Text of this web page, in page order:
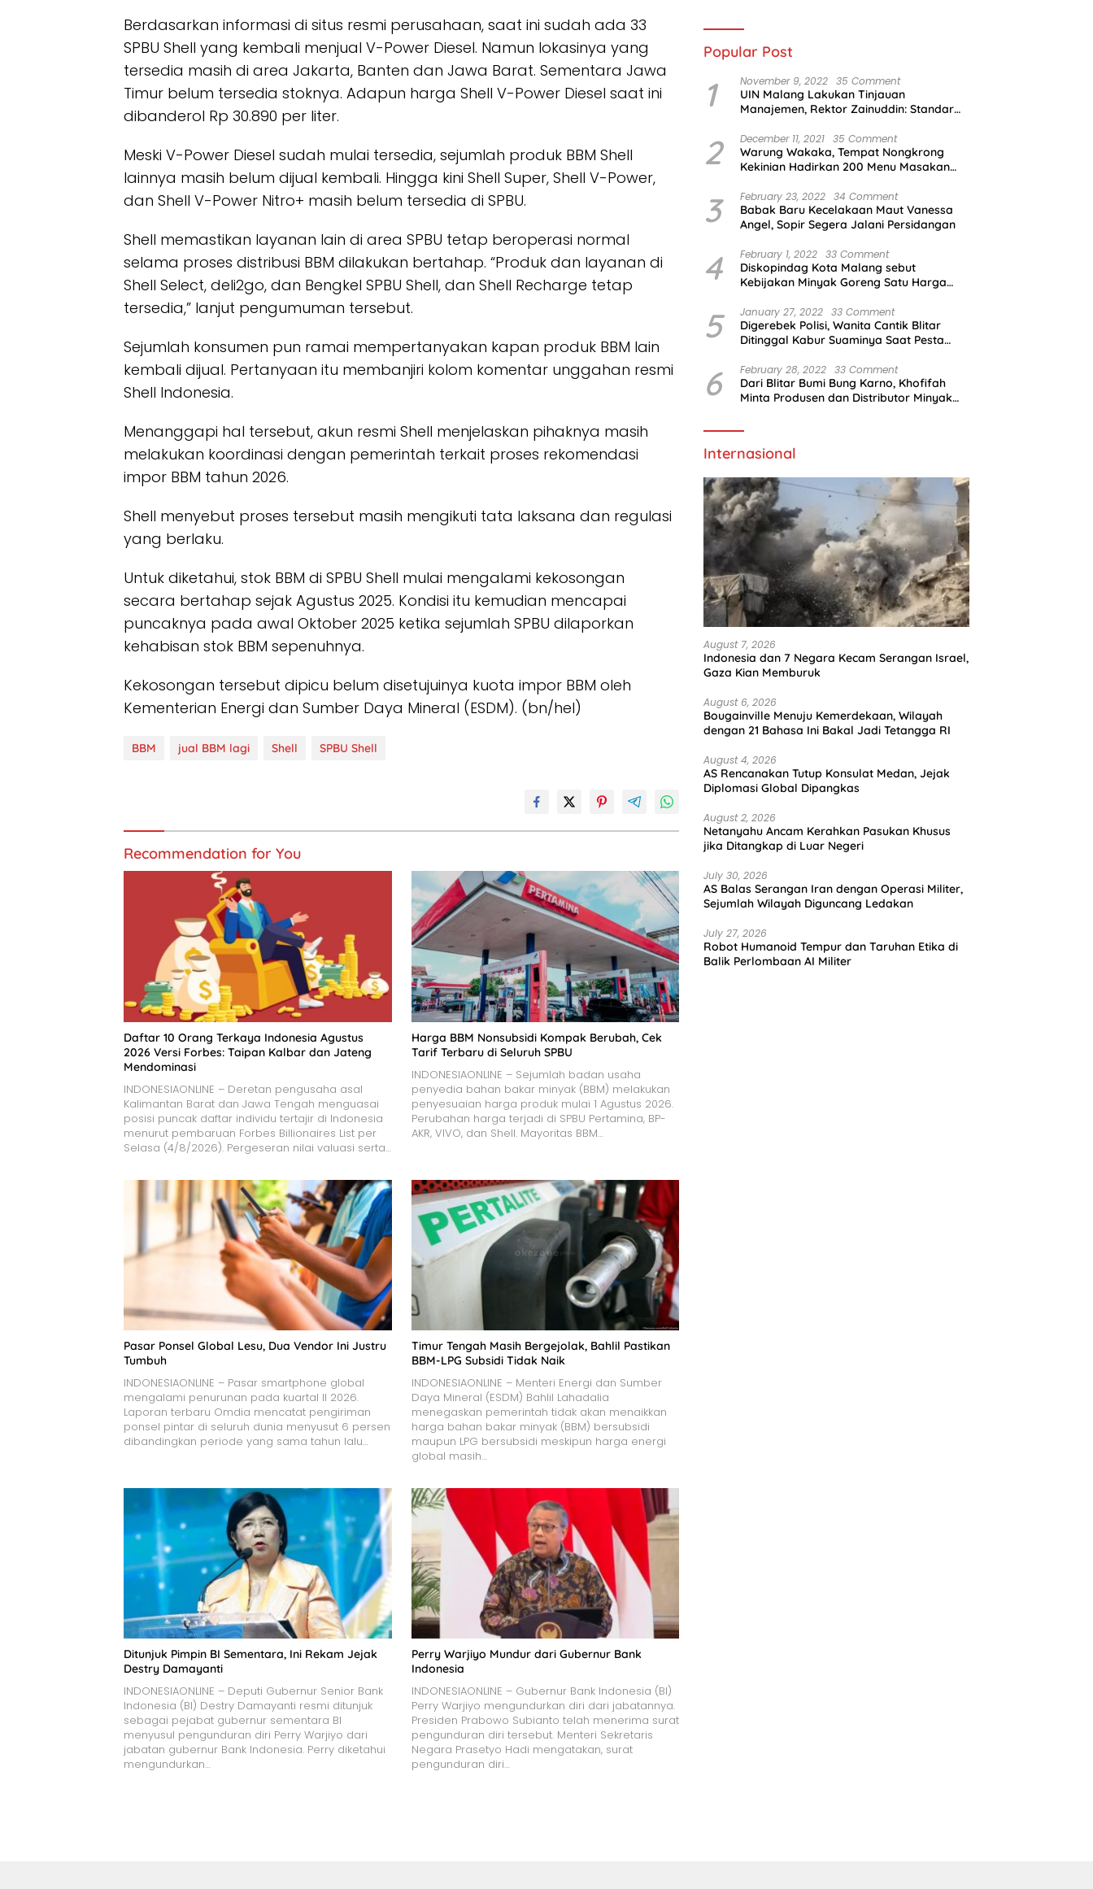
Berdasarkan informasi di situs resmi perusahaan, saat ini sudah ada 33
SPBU Shell yang kembali menjual V-Power Diesel. Namun lokasinya yang
tersedia masih di area Jakarta, Banten dan Jawa Barat. Sementara Jawa
Timur belum tersedia stoknya. Adapun harga Shell V-Power Diesel saat ini
dibanderol Rp 30.890 per liter.
Meski V-Power Diesel sudah mulai tersedia, sejumlah produk BBM Shell
lainnya masih belum dijual kembali. Hingga kini Shell Super, Shell V-Power,
dan Shell V-Power Nitro+ masih belum tersedia di SPBU.
Shell memastikan layanan lain di area SPBU tetap beroperasi normal
selama proses distribusi BBM dilakukan bertahap. “Produk dan layanan di
Shell Select, deli2go, dan Bengkel SPBU Shell, dan Shell Recharge tetap
tersedia,” lanjut pengumuman tersebut.
Sejumlah konsumen pun ramai mempertanyakan kapan produk BBM lain
kembali dijual. Pertanyaan itu membanjiri kolom komentar unggahan resmi
Shell Indonesia.
Menanggapi hal tersebut, akun resmi Shell menjelaskan pihaknya masih
melakukan koordinasi dengan pemerintah terkait proses rekomendasi
impor BBM tahun 2026.
Shell menyebut proses tersebut masih mengikuti tata laksana dan regulasi
yang berlaku.
Untuk diketahui, stok BBM di SPBU Shell mulai mengalami kekosongan
secara bertahap sejak Agustus 2025. Kondisi itu kemudian mencapai
puncaknya pada awal Oktober 2025 ketika sejumlah SPBU dilaporkan
kehabisan stok BBM sepenuhnya.
Kekosongan tersebut dipicu belum disetujuinya kuota impor BBM oleh
Kementerian Energi dan Sumber Daya Mineral (ESDM). (bn/hel)
BBM jual BBM lagi Shell SPBU Shell
Recommendation for You
​Daftar 10 Orang Terkaya Indonesia Agustus
2026 Versi Forbes: Taipan Kalbar dan Jateng
Mendominasi
INDONESIAONLINE – Deretan pengusaha asal
Kalimantan Barat dan Jawa Tengah menguasai
posisi puncak daftar individu tertajir di Indonesia
menurut pembaruan Forbes Billionaires List per
Selasa (4/8/2026). Pergeseran nilai valuasi serta…
Harga BBM Nonsubsidi Kompak Berubah, Cek
Tarif Terbaru di Seluruh SPBU
INDONESIAONLINE – Sejumlah badan usaha
penyedia bahan bakar minyak (BBM) melakukan
penyesuaian harga produk mulai 1 Agustus 2026.
Perubahan harga terjadi di SPBU Pertamina, BP-
AKR, VIVO, dan Shell. Mayoritas BBM…
Pasar Ponsel Global Lesu, Dua Vendor Ini Justru
Tumbuh
INDONESIAONLINE – Pasar smartphone global
mengalami penurunan pada kuartal II 2026.
Laporan terbaru Omdia mencatat pengiriman
ponsel pintar di seluruh dunia menyusut 6 persen
dibandingkan periode yang sama tahun lalu…
Timur Tengah Masih Bergejolak, Bahlil Pastikan
BBM-LPG Subsidi Tidak Naik
INDONESIAONLINE – Menteri Energi dan Sumber
Daya Mineral (ESDM) Bahlil Lahadalia
menegaskan pemerintah tidak akan menaikkan
harga bahan bakar minyak (BBM) bersubsidi
maupun LPG bersubsidi meskipun harga energi
global masih…
Ditunjuk Pimpin BI Sementara, Ini Rekam Jejak
Destry Damayanti
INDONESIAONLINE – Deputi Gubernur Senior Bank
Indonesia (BI) Destry Damayanti resmi ditunjuk
sebagai pejabat gubernur sementara BI
menyusul pengunduran diri Perry Warjiyo dari
jabatan gubernur Bank Indonesia. Perry diketahui
mengundurkan…
Perry Warjiyo Mundur dari Gubernur Bank
Indonesia
INDONESIAONLINE – Gubernur Bank Indonesia (BI)
Perry Warjiyo mengundurkan diri dari jabatannya.
Presiden Prabowo Subianto telah menerima surat
pengunduran diri tersebut. Menteri Sekretaris
Negara Prasetyo Hadi mengatakan, surat
pengunduran diri…
Popular Post
1 November 9, 2022 35 Comment
UIN Malang Lakukan Tinjauan
Manajemen, Rektor Zainuddin: Standar
2 December 11, 2021 35 Comment
Warung Wakaka, Tempat Nongkrong
Kekinian Hadirkan 200 Menu Masakan
3 February 23, 2022 34 Comment
Babak Baru Kecelakaan Maut Vanessa
Angel, Sopir Segera Jalani Persidangan
4 February 1, 2022 33 Comment
Diskopindag Kota Malang sebut
Kebijakan Minyak Goreng Satu Harga
5 January 27, 2022 33 Comment
Digerebek Polisi, Wanita Cantik Blitar
Ditinggal Kabur Suaminya Saat Pesta
6 February 28, 2022 33 Comment
Dari Blitar Bumi Bung Karno, Khofifah
Minta Produsen dan Distributor Minyak
Internasional
August 7, 2026
Indonesia dan 7 Negara Kecam Serangan Israel,
Gaza Kian Memburuk
August 6, 2026
Bougainville Menuju Kemerdekaan, Wilayah
dengan 21 Bahasa Ini Bakal Jadi Tetangga RI
August 4, 2026
AS Rencanakan Tutup Konsulat Medan, Jejak
Diplomasi Global Dipangkas
August 2, 2026
Netanyahu Ancam Kerahkan Pasukan Khusus
jika Ditangkap di Luar Negeri
July 30, 2026
AS Balas Serangan Iran dengan Operasi Militer,
Sejumlah Wilayah Diguncang Ledakan
July 27, 2026
Robot Humanoid Tempur dan Taruhan Etika di
Balik Perlombaan AI Militer